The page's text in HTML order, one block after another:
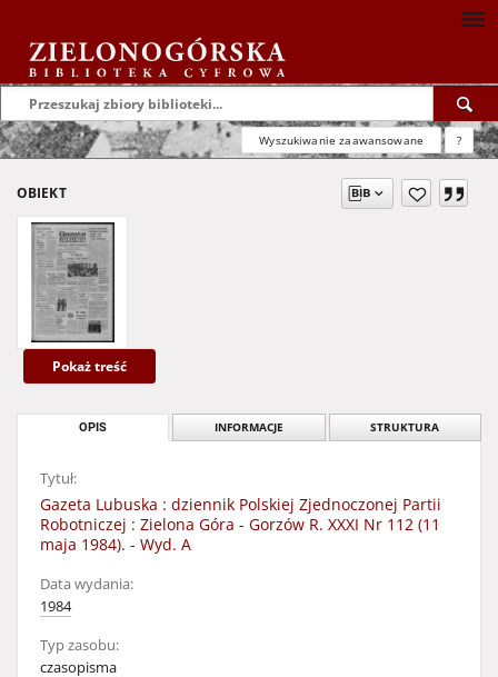
Wyszukiwanie zaawansowane ?
OBIEKT
Pokaż treść
OPIS INFORMACJE STRUKTURA
Tytuł:
Gazeta Lubuska : dziennik Polskiej Zjednoczonej Partii
Robotniczej : Zielona Góra - Gorzów R. XXXI Nr 112 (11
maja 1984). - Wyd. A
Data wydania:
1984
Typ zasobu:
czasopisma